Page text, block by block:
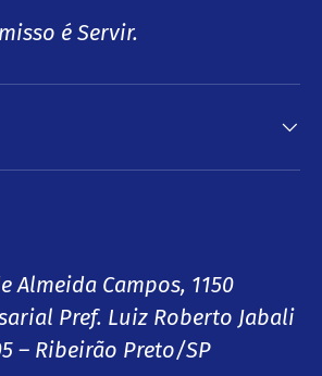
é Servir.
Almeida Campos, 1150
Pref. Luiz Roberto Jabali
– Ribeirão Preto/SP